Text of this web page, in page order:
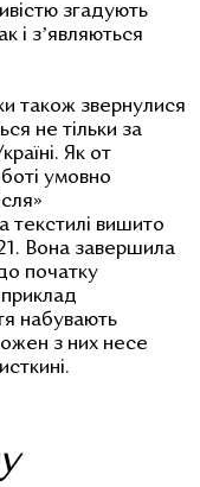
згадують
і зʼявляються
також звернулися
не тільки за
Як от
умовно
текстилі вишито
Вона завершила
початку
набувають
з них несе